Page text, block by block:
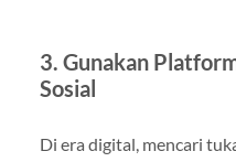
3. Gunakan
Sosial
Di era digital, mencari